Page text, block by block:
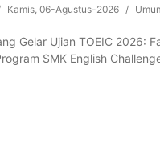
Kamis, 06-Agustus-2026 /
Gelar Ujian TOEIC 2026:
SMK English